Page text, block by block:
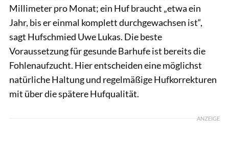
Millimeter pro Monat; ein Huf braucht „etwa ein
Jahr, bis er einmal komplett durchgewachsen ist“,
sagt Hufschmied Uwe Lukas. Die beste
Voraussetzung für gesunde Barhufe ist bereits die
Fohlenaufzucht. Hier entscheiden eine möglichst
natürliche Haltung und regelmäßige Hufkorrekturen
mit über die spätere Hufqualität.
ANZEIGE